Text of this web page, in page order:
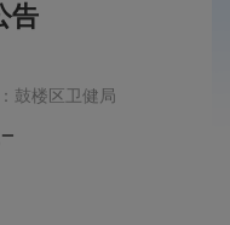
告
鼓楼区卫健局